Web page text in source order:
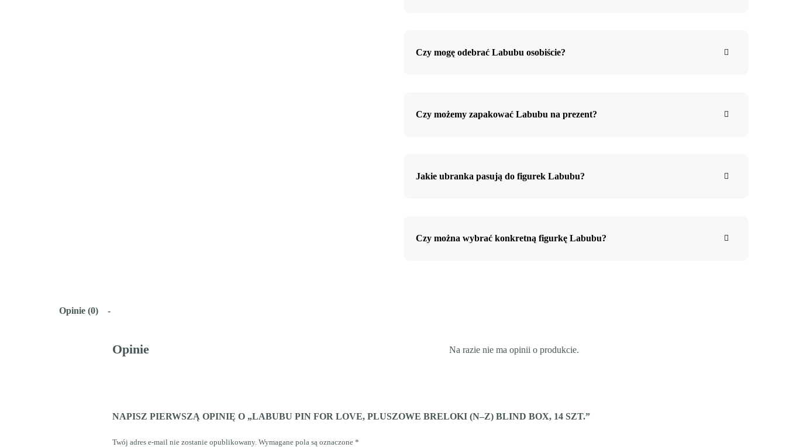
Opinie (0)
Opinie Na razie nie ma opinii o produkcie.
NAPISZ PIERWSZĄ OPINIĘ O „LABUBU PIN FOR LOVE, PLUSZOWE BRELOKI (N–Z) BLIND BOX, 14 SZT.”
Twój adres e-mail nie zostanie opublikowany. Wymagane pola są oznaczone *
Czy mogę odebrać Labubu osobiście?
Czy możemy zapakować Labubu na prezent?
Jakie ubranka pasują do figurek Labubu?
Czy można wybrać konkretną figurkę Labubu?